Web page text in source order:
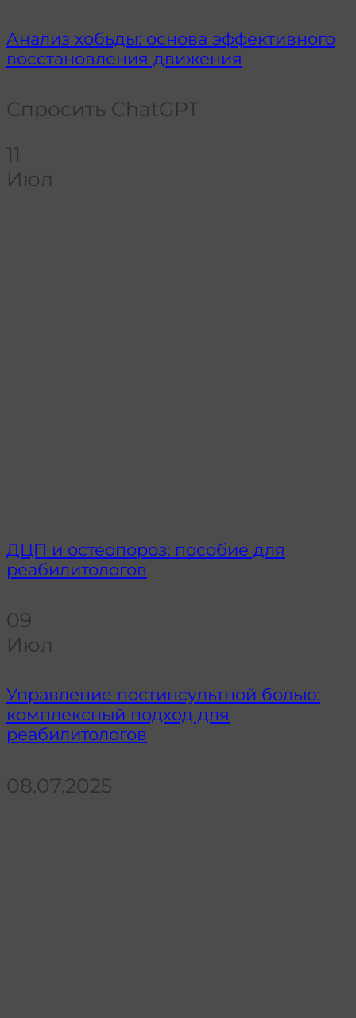
Анализ хобьды: основа эффективного
восстановления движения
Спросить ChatGPT
11
Июл
ДЦП и остеопороз: пособие для
реабилитологов
09
Июл
Управление постинсультной болью:
комплексный подход для
реабилитологов
08.07.2025